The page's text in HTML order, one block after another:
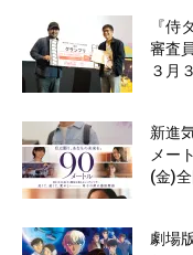
『侍
審査
３月
新進
メー
(金)
劇場